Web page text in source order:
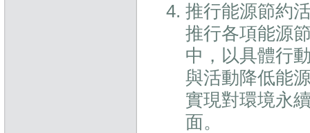
推行能源節約
推行各項能源
中，以具體行
與活動降低能
實現對環境永
面。